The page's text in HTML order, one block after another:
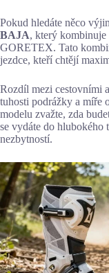
Pokud hledáte něco
BAJA, který kombinuje
GORETEX. Tato
jezdce, kteří chtějí
Rozdíl mezi cestovními
tuhosti podrážky a míře
modelu zvažte, zda
se vydáte do hlubokého
nezbytností.